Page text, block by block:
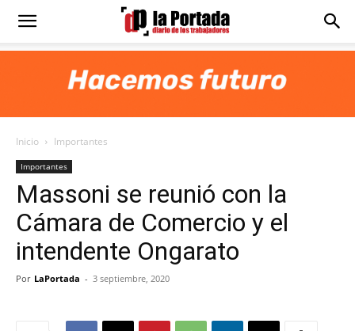
Diario
Portada
Inicio Importantes
Importantes
Massoni se reunió con la
Cámara de Comercio y el
intendente Ongarato
Por LaPortada - 3 septiembre, 2020